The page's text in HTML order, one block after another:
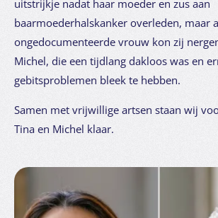
uitstrijkje nadat haar moeder en zus aan
baarmoederhalskanker overleden, maar
ongedocumenteerde vrouw kon zij
Michel, die een tijdlang dakloos was en
gebitsproblemen bleek te hebben.
Samen met vrijwillige artsen staan wij
Tina en Michel klaar.